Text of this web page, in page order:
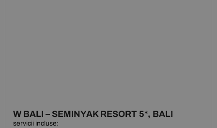
W BALI – SEMINYAK RESORT 5*, BALI
servicii incluse: